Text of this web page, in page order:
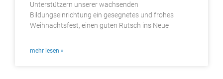
Unterstützern unserer wachsenden
Bildungseinrichtung ein gesegnetes und frohes
Weihnachtsfest, einen guten Rutsch ins Neue
mehr lesen »